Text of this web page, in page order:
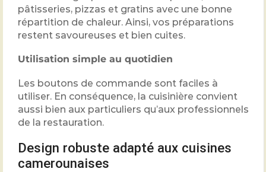
pâtisseries, pizzas et gratins avec une bonne
répartition de chaleur. Ainsi, vos préparations
restent savoureuses et bien cuites.
Utilisation simple au quotidien
Les boutons de commande sont faciles à
utiliser. En conséquence, la cuisinière convient
aussi bien aux particuliers qu’aux professionnels
de la restauration.
Design robuste adapté aux cuisines
camerounaises